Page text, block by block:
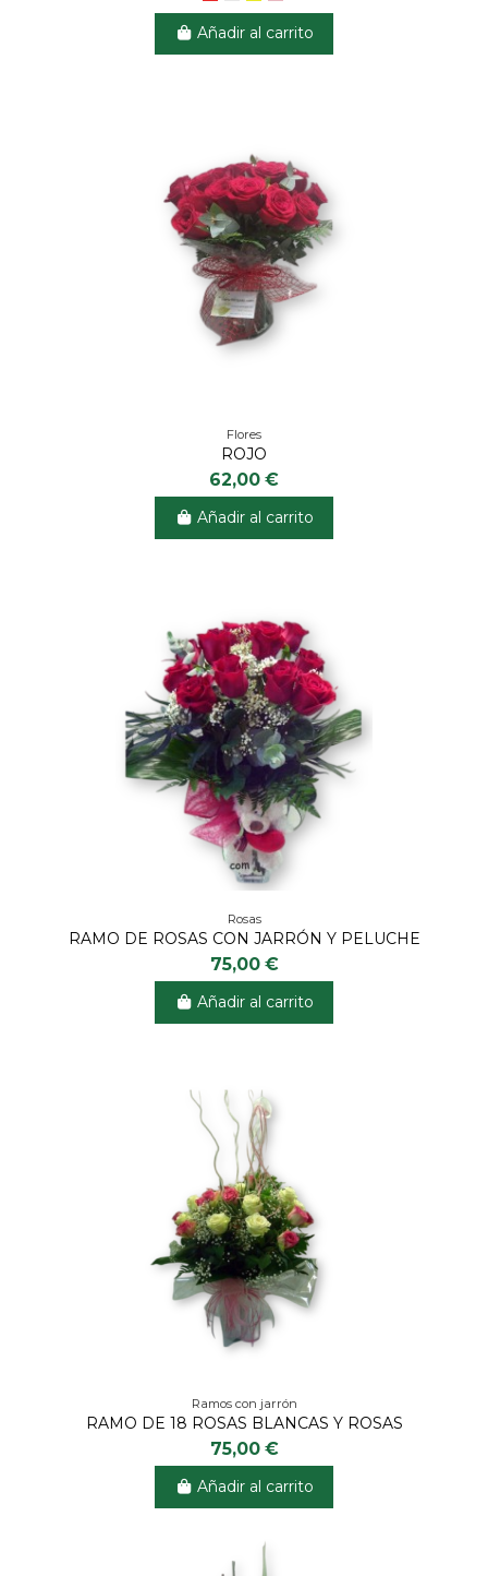
Añadir al carrito
Flores
ROJO
62,00 €
Añadir al carrito
Rosas
RAMO DE ROSAS CON JARRÓN Y PELUCHE
75,00 €
Añadir al carrito
Ramos con jarrón
RAMO DE 18 ROSAS BLANCAS Y ROSAS
75,00 €
Añadir al carrito